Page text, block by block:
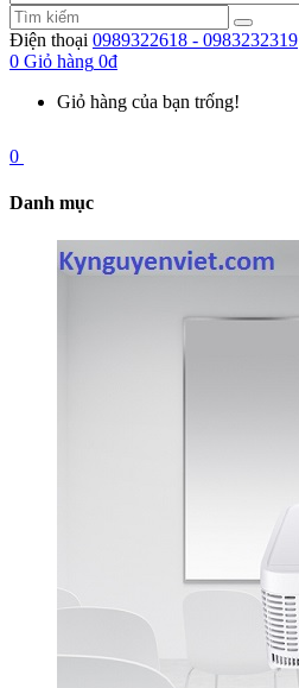
Điện thoại 0989322618 - 0983232319
0 Giỏ hàng 0đ
Giỏ hàng của bạn trống!
0
Danh mục